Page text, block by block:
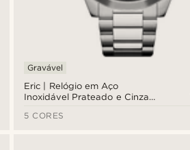
Eric | Relógio em Aço
Inoxidável Prateado e Cinza
Gravável
5 CORES